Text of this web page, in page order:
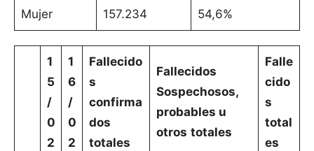
Mujer 157.234 54,6%
1
5
/
0
2
1
6
/
0
2
Fallecido
s
confirma
dos
totales
Fallecidos
Sospechosos,
probables u
otros totales
Falle
cido
s
total
es